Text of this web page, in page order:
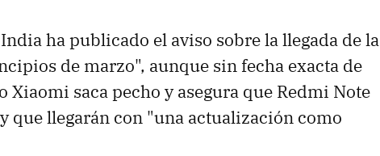
ha publicado el aviso sobre la llegada de la
de marzo", aunque sin fecha exacta de
Xiaomi saca pecho y asegura que Redmi Note
que llegarán con "una actualización como